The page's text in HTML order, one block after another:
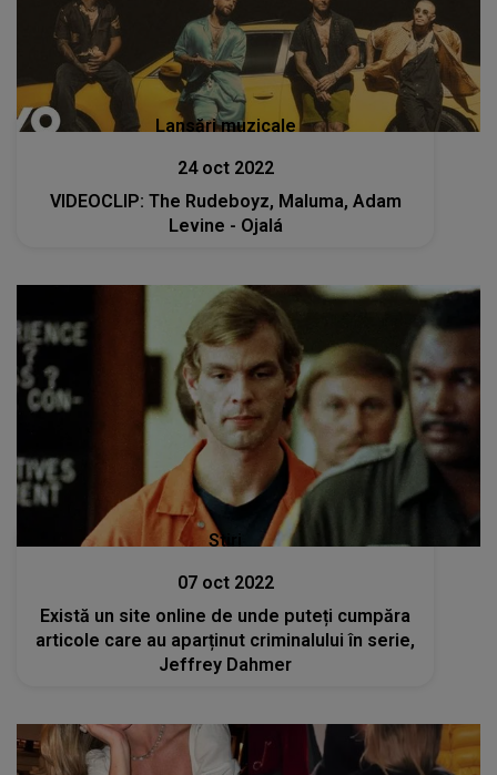
Lansări muzicale
24 oct 2022
VIDEOCLIP: The Rudeboyz, Maluma, Adam
Levine - Ojalá
Stiri
07 oct 2022
Există un site online de unde puteți cumpăra
articole care au aparținut criminalului în serie,
Jeffrey Dahmer